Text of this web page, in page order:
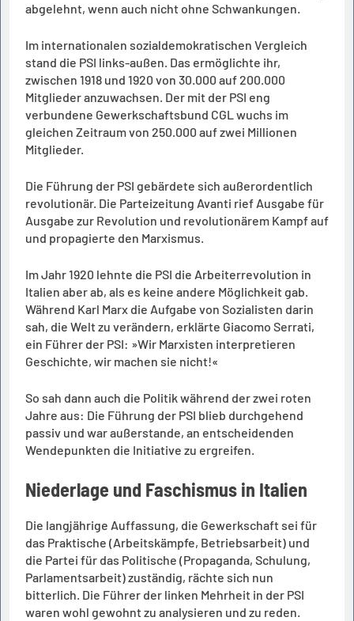
abgelehnt, wenn auch nicht ohne Schwankungen.
Im internationalen sozialdemokratischen Vergleich
stand die PSI links-außen. Das ermöglichte ihr,
zwischen 1918 und 1920 von 30.000 auf 200.000
Mitglieder anzuwachsen. Der mit der PSI eng
verbundene Gewerkschaftsbund CGL wuchs im
gleichen Zeitraum von 250.000 auf zwei Millionen
Mitglieder.
Die Führung der PSI gebärdete sich außerordentlich
revolutionär. Die Parteizeitung Avanti rief Ausgabe für
Ausgabe zur Revolution und revolutionärem Kampf auf
und propagierte den Marxismus.
Im Jahr 1920 lehnte die PSI die Arbeiterrevolution in
Italien aber ab, als es keine andere Möglichkeit gab.
Während Karl Marx die Aufgabe von Sozialisten darin
sah, die Welt zu verändern, erklärte Giacomo Serrati,
ein Führer der PSI: »Wir Marxisten interpretieren
Geschichte, wir machen sie nicht!«
So sah dann auch die Politik während der zwei roten
Jahre aus: Die Führung der PSI blieb durchgehend
passiv und war außerstande, an entscheidenden
Wendepunkten die Initiative zu ergreifen.
Niederlage und Faschismus in Italien
Die langjährige Auffassung, die Gewerkschaft sei für
das Praktische (Arbeitskämpfe, Betriebsarbeit) und
die Partei für das Politische (Propaganda, Schulung,
Parlamentsarbeit) zuständig, rächte sich nun
bitterlich. Die Führer der linken Mehrheit in der PSI
waren wohl gewohnt zu analysieren und zu reden.